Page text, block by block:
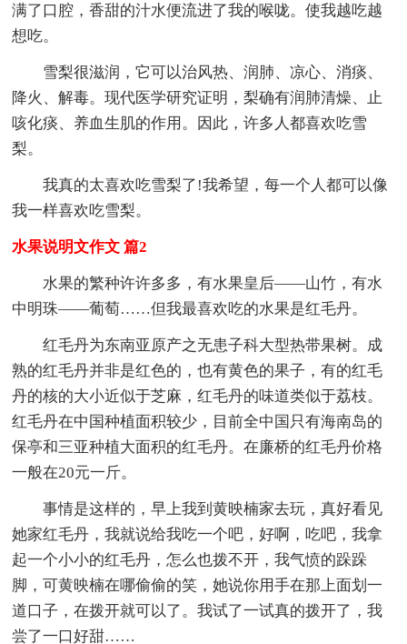
满了口腔，香甜的汁水便流进了我的喉咙。使我越吃越
想吃。
雪梨很滋润，它可以治风热、润肺、凉心、消痰、
降火、解毒。现代医学研究证明，梨确有润肺清燥、止
咳化痰、养血生肌的作用。因此，许多人都喜欢吃雪
梨。
我真的太喜欢吃雪梨了!我希望，每一个人都可以像
我一样喜欢吃雪梨。
水果说明文作文 篇2
水果的繁种许许多多，有水果皇后——山竹，有水
中明珠——葡萄……但我最喜欢吃的水果是红毛丹。
红毛丹为东南亚原产之无患子科大型热带果树。成
熟的红毛丹并非是红色的，也有黄色的果子，有的红毛
丹的核的大小近似于芝麻，红毛丹的味道类似于荔枝。
红毛丹在中国种植面积较少，目前全中国只有海南岛的
保亭和三亚种植大面积的红毛丹。在廉桥的红毛丹价格
一般在20元一斤。
事情是这样的，早上我到黄映楠家去玩，真好看见
她家红毛丹，我就说给我吃一个吧，好啊，吃吧，我拿
起一个小小的红毛丹，怎么也拨不开，我气愤的跺跺
脚，可黄映楠在哪偷偷的笑，她说你用手在那上面划一
道口子，在拨开就可以了。我试了一试真的拨开了，我
尝了一口好甜……